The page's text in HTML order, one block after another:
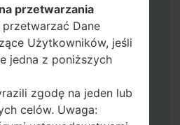
pamięć flash użyj
HOME_CSC_ ***, aby
swoje dane i aplikacje.
telefon i przejdź do
Jak wykonać wszystkie
klawisz zasilania,
przetwarzania
przetwarzać Dane
Użytkowników, jeśli
jedna z poniższych
zgodę na jeden lub
celów. Uwaga: